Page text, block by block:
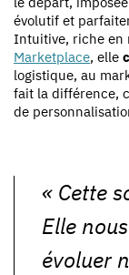
évolutif et
Intuitive, riche en
Marketplace, elle
logistique, au
fait la différence,
de
« Cette
Elle
évoluer